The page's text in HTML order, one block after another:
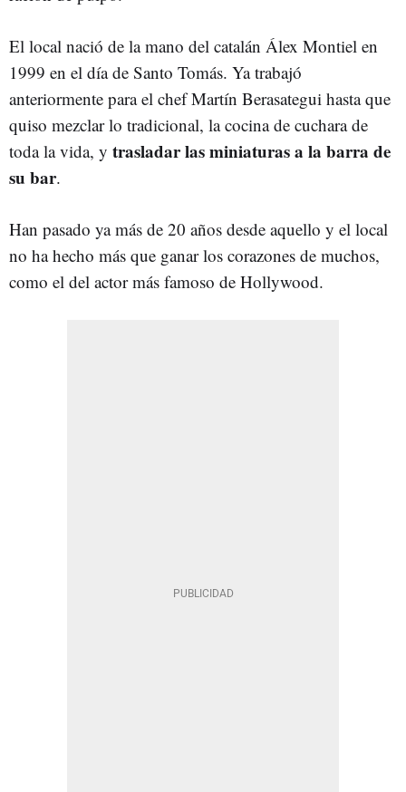
El local nació de la mano del catalán Álex Montiel en
1999 en el día de Santo Tomás. Ya trabajó
anteriormente para el chef Martín Berasategui hasta que
quiso mezclar lo tradicional, la cocina de cuchara de
toda la vida, y trasladar las miniaturas a la barra de
su bar.
Han pasado ya más de 20 años desde aquello y el local
no ha hecho más que ganar los corazones de muchos,
como el del actor más famoso de Hollywood.